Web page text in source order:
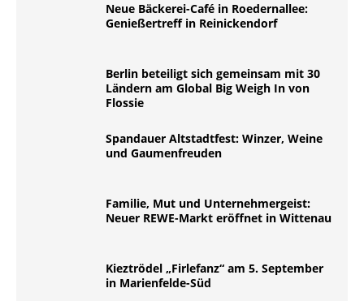
Neue Bäckerei-Café in Roedernallee:
Genießertreff in Reinickendorf
Berlin beteiligt sich gemeinsam mit 30
Ländern am Global Big Weigh In von
Flossie
Spandauer Altstadtfest: Winzer, Weine
und Gaumenfreuden
Familie, Mut und Unternehmergeist:
Neuer REWE-Markt eröffnet in Wittenau
Kieztrödel „Firlefanz“ am 5. September
in Marienfelde-Süd